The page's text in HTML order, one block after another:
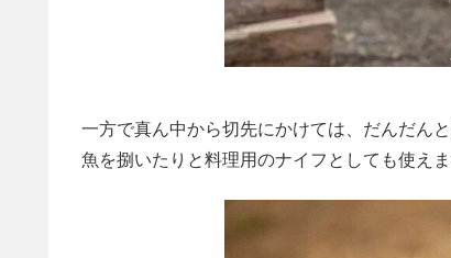
一方で真ん中から切先にかけては、だんだん
魚を捌いたりと料理用のナイフとしても使えま